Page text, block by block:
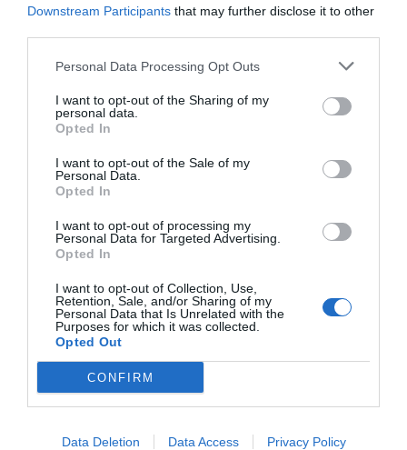
Downstream Participants that may further disclose it to other
Personal Data Processing Opt Outs
I want to opt-out of the Sharing of my
personal data.
Opted In
I want to opt-out of the Sale of my
Personal Data.
Opted In
I want to opt-out of processing my
Personal Data for Targeted Advertising.
Opted In
I want to opt-out of Collection, Use,
Retention, Sale, and/or Sharing of my
Personal Data that Is Unrelated with the
Purposes for which it was collected.
Opted Out
CONFIRM
Data Deletion Data Access Privacy Policy